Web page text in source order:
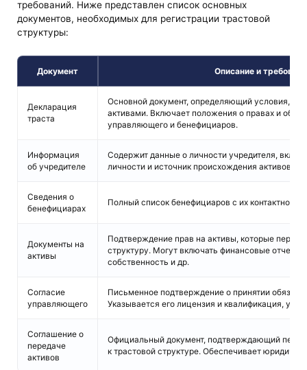
требований. Ниже представлен список основных
документов, необходимых для регистрации трастовой
структуры:
Документ Описание и
Декларация
траста
Основной документ, определяющий условия,
активами. Включает положения о правах и
управляющего и бенефициаров.
Информация
об учредителе
Содержит данные о личности учредителя,
личности и источник происхождения активов.
Сведения о
бенефициарах
Полный список бенефициаров с их контактной
Документы на
активы
Подтверждение прав на активы, которые
структуру. Могут включать финансовые отчеты,
собственность и др.
Согласие
управляющего
Письменное подтверждение о принятии
Указывается его лицензия и квалификация,
Соглашение о
передаче
активов
Официальный документ, подтверждающий
к трастовой структуре. Обеспечивает